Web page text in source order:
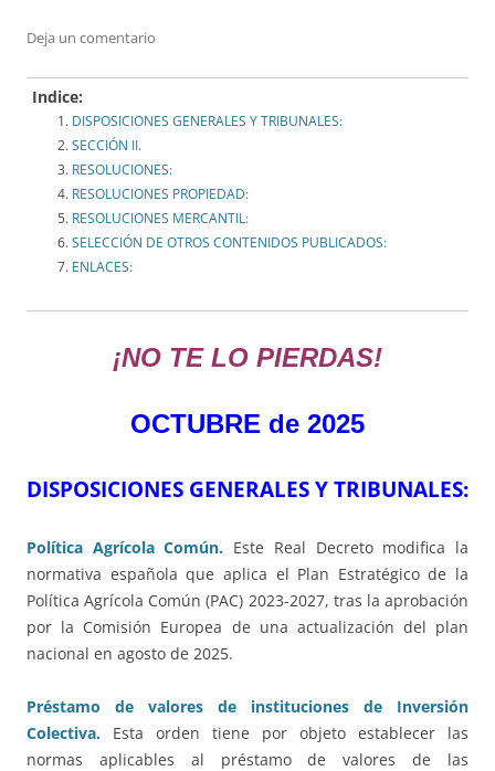
Deja un comentario
Indice:
DISPOSICIONES GENERALES Y TRIBUNALES:
SECCIÓN II.
RESOLUCIONES:
RESOLUCIONES PROPIEDAD:
RESOLUCIONES MERCANTIL:
SELECCIÓN DE OTROS CONTENIDOS PUBLICADOS:
ENLACES:
¡NO TE LO PIERDAS!
OCTUBRE de 2025
DISPOSICIONES GENERALES Y TRIBUNALES:
Política Agrícola Común. Este Real Decreto modifica la
normativa española que aplica el Plan Estratégico de la
Política Agrícola Común (PAC) 2023-2027, tras la aprobación
por la Comisión Europea de una actualización del plan
nacional en agosto de 2025.
Préstamo de valores de instituciones de Inversión
Colectiva. Esta orden tiene por objeto establecer las
normas aplicables al préstamo de valores de las